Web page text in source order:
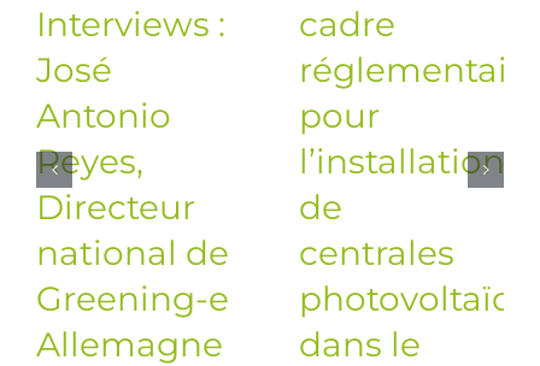
Interviews :
José
Antonio
Reyes,
Directeur
national de
Greening-e
Allemagne
cadre
réglementaire
pour
l’installation
de
centrales
dans le